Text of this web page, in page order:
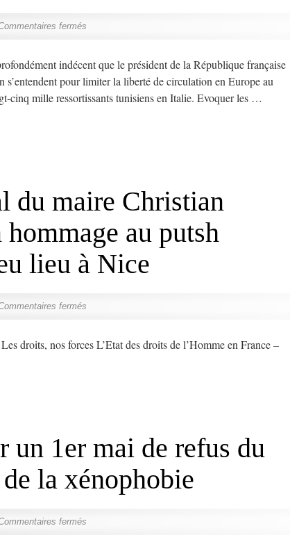
fermés
indécent que le président de la République française
s’entendent pour limiter la liberté de circulation en Europe au
cinq mille ressortissants tunisiens en Italie. Evoquer les …
du maire Christian
au putsh
lieu à Nice
fermés
droits, nos forces L’Etat des droits de l’Homme en France –
un 1er mai de refus du
la xénophobie
fermés